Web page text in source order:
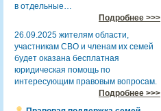
в отдельные…
Подробнее >>>
26.09.2025 жителям области,
участникам СВО и членам их семей
будет оказана бесплатная
юридическая помощь по
интересующим правовым вопросам.
Подробнее >>>